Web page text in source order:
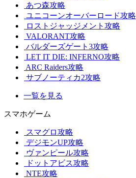
あつ森攻略
ユニコーンオーバーロード攻略
ロストジャッジメント攻略
VALORANT攻略
バルダーズゲート3攻略
LET IT DIE: INFERNO攻略
ARC Raiders攻略
サブノーティカ2攻略
一覧を見る
スマホゲーム
スマグロ攻略
デジモンUP攻略
ヴァンピール攻略
ドットアビス攻略
NTE攻略